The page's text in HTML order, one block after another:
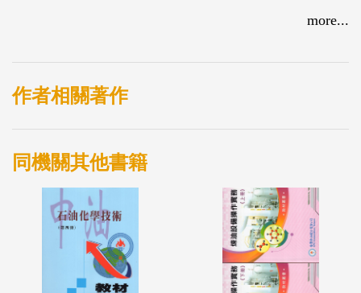
more...
作者相關著作
同機關其他書籍